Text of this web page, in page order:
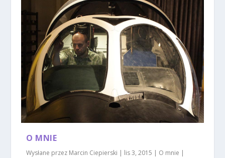
O MNIE
Wysłane przez Marcin Ciepierski | lis 3, 2015 | O mnie |